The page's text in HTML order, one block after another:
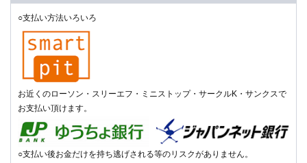
○支払い方法いろいろ
お近くのローソン・スリーエフ・ミニストップ・サークルK・サンクスで
お支払い頂けます。
○支払い後お金だけを持ち逃げされる等のリスクがありません。